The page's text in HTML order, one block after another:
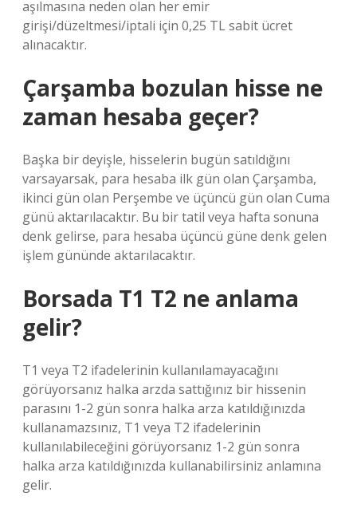
aşılmasına neden olan her emir
girişi/düzeltmesi/iptali için 0,25 TL sabit ücret
alınacaktır.
Çarşamba bozulan hisse ne
zaman hesaba geçer?
Başka bir deyişle, hisselerin bugün satıldığını
varsayarsak, para hesaba ilk gün olan Çarşamba,
ikinci gün olan Perşembe ve üçüncü gün olan Cuma
günü aktarılacaktır. Bu bir tatil veya hafta sonuna
denk gelirse, para hesaba üçüncü güne denk gelen
işlem gününde aktarılacaktır.
Borsada T1 T2 ne anlama
gelir?
T1 veya T2 ifadelerinin kullanılamayacağını
görüyorsanız halka arzda sattığınız bir hissenin
parasını 1-2 gün sonra halka arza katıldığınızda
kullanamazsınız, T1 veya T2 ifadelerinin
kullanılabileceğini görüyorsanız 1-2 gün sonra
halka arza katıldığınızda kullanabilirsiniz anlamına
gelir.